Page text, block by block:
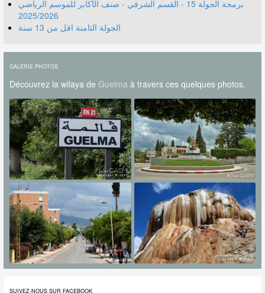
برمجة الجولة 15 - القسم الشرفي - صنف الأكابر للموسم الرياضي
2025/2026
الجولة الثامنة اقل من 13 سنة
GALERIE PHOTOS
Découvrez la wilaya de Guelma à travers ces quelques photos.
SUIVEZ-NOUS SUR FACEBOOK